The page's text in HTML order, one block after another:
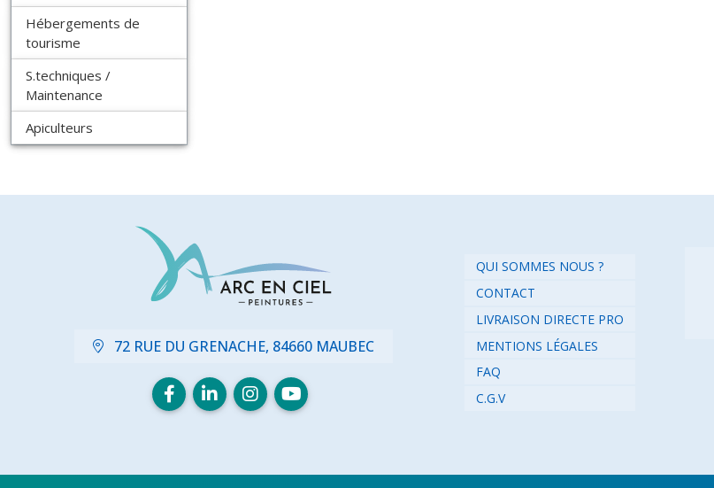
Hébergements de
tourisme
S.techniques /
Maintenance
Apiculteurs
72 RUE DU GRENACHE, 84660 MAUBEC
QUI SOMMES NOUS ?
CONTACT
LIVRAISON DIRECTE PRO
MENTIONS LÉGALES
FAQ
C.G.V